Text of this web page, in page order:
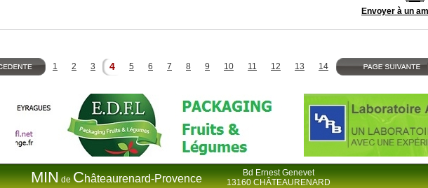
1 2 3 4 5 6 7 8 9 10 11 12 13 14
MINdeChâteaurenard-Provence
Bd Ernest Genevet
13160 CHÂTEAURENARD